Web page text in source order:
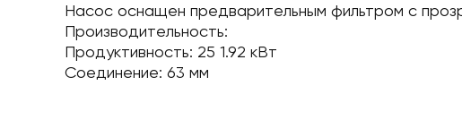
Насос оснащен предварительным фильтром с
Производительность:
Продуктивность: 25 1.92 кВт
Соединение: 63 мм